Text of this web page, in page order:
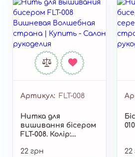
Артикул FLT-008
Нитка для
вишивання бісером
FLT-008. Колір:
22 грн
22